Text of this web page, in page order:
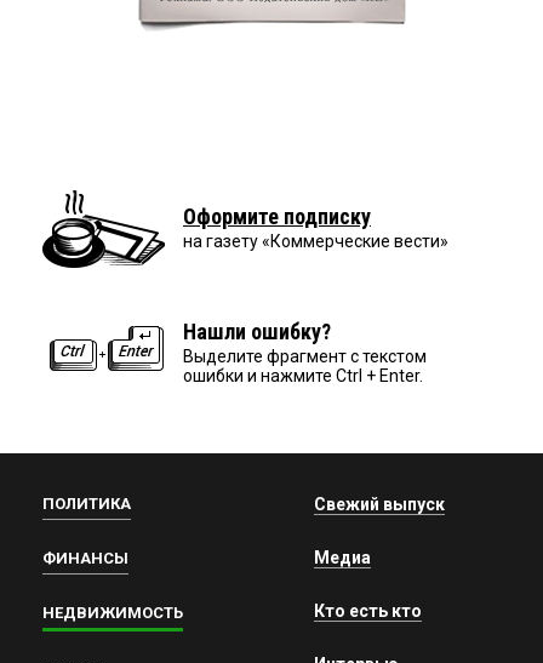
Оформите подписку
на газету «Коммерческие вести»
Нашли ошибку?
Выделите фрагмент с текстом
ошибки и нажмите Ctrl + Enter.
ПОЛИТИКА
ФИНАНСЫ
НЕДВИЖИМОСТЬ
Свежий выпуск
Медиа
Кто есть кто